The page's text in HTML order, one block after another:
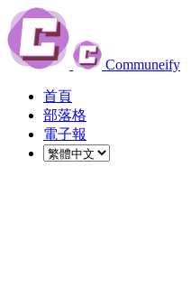
Communeify
首頁
部落格
電子報